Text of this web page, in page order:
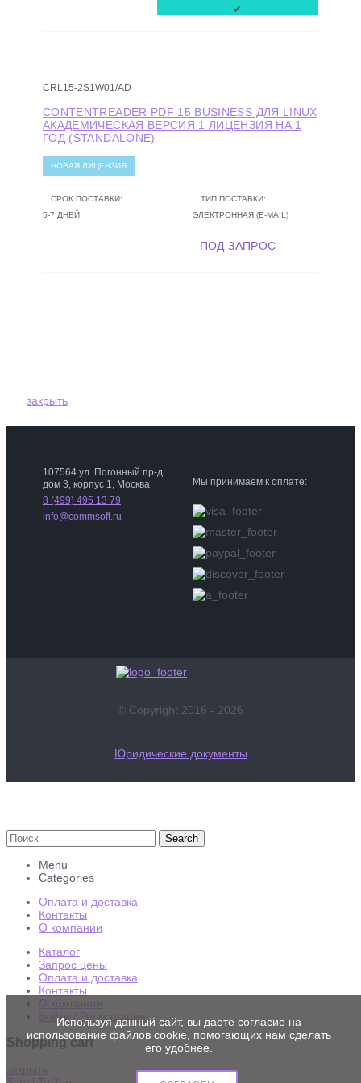
закрыть
✔
CRL15-2S1W01/AD
CONTENTREADER PDF 15 BUSINESS ДЛЯ LINUX
АКАДЕМИЧЕСКАЯ ВЕРСИЯ 1 ЛИЦЕНЗИЯ НА 1
ГОД (STANDALONE)
НОВАЯ ЛИЦЕНЗИЯ
СРОК ПОСТАВКИ:
5-7 ДНЕЙ
ТИП ПОСТАВКИ:
ЭЛЕКТРОННАЯ (E-MAIL)
ПОД ЗАПРОС
Используя данный сайт, вы даете согласие на
использование файлов cookie, помогающих нам сделать
его удобнее.
107564 ул. Погонный пр-д
дом 3, корпус 1, Москва
8 (499) 495 13 79
info@commsoft.ru
Мы принимаем к оплате:
© Copyright 2016 - 2026
Юридические документы
Search
Menu
Categories
Оплата и доставка
Контакты
О компании
Каталог
Запрос цены
Оплата и доставка
Контакты
Войти / Регистрация
Shopping cart